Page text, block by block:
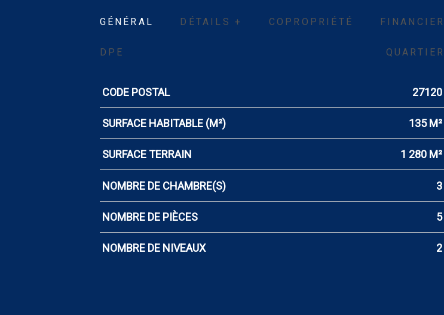
GÉNÉRAL DÉTAILS + COPROPRIÉTÉ FINANCIER
DPE QUARTIER
Caractérisque Valeurs
CODE POSTAL 27120
SURFACE HABITABLE (M²) 135 M²
SURFACE TERRAIN 1 280 M²
NOMBRE DE CHAMBRE(S) 3
NOMBRE DE PIÈCES 5
NOMBRE DE NIVEAUX 2